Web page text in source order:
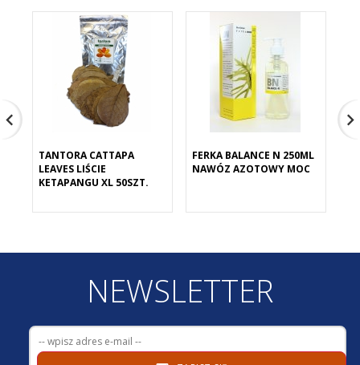
TANTORA CATTAPA
LEAVES LIŚCIE
KETAPANGU XL 50SZT.
FERKA BALANCE N 250ML
NAWÓZ AZOTOWY MOC
NEWSLETTER